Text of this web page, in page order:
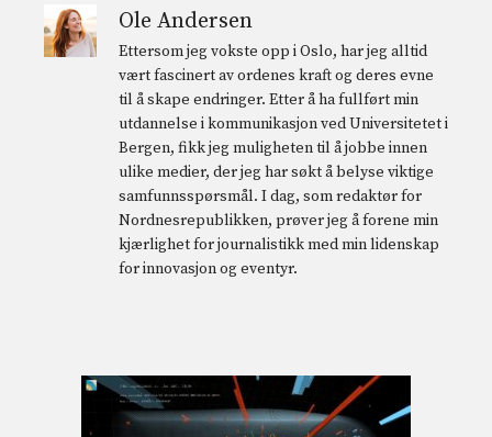
Ole Andersen
Ettersom jeg vokste opp i Oslo, har jeg alltid
vært fascinert av ordenes kraft og deres evne
til å skape endringer. Etter å ha fullført min
utdannelse i kommunikasjon ved Universitetet i
Bergen, fikk jeg muligheten til å jobbe innen
ulike medier, der jeg har søkt å belyse viktige
samfunnsspørsmål. I dag, som redaktør for
Nordnesrepublikken, prøver jeg å forene min
kjærlighet for journalistikk med min lidenskap
for innovasjon og eventyr.